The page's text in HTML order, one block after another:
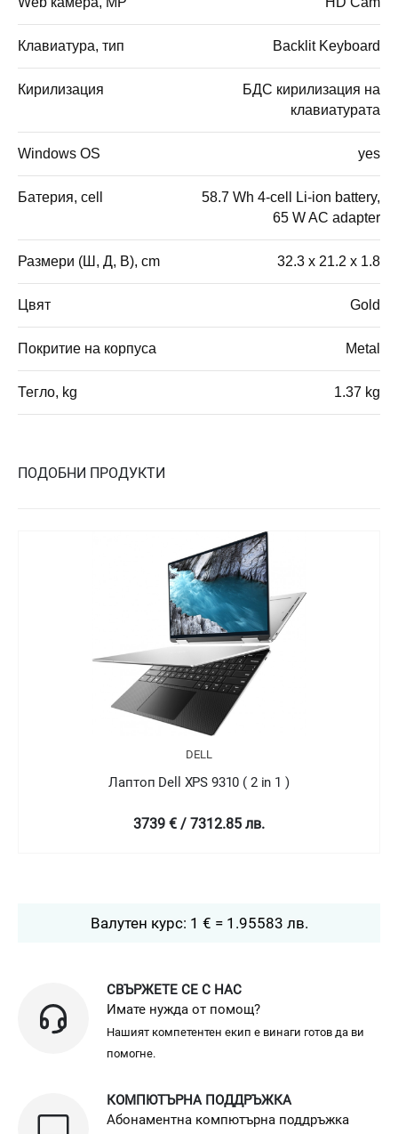
Клавиатура, тип Backlit Keyboard
Кирилизация
БДС кирилизация на
клавиатурата
Windows OS yes
Батерия, cell
58.7 Wh 4-cell Li-ion battery,
65 W AC adapter
Размери (Ш, Д, В), cm 32.3 x 21.2 x 1.8
Цвят Gold
Покритие на корпуса Metal
Тегло, kg 1.37 kg
ПОДОБНИ ПРОДУКТИ
DELL
Лаптоп Dell XPS 9310 ( 2 in 1 )
4758.99 € / 9307.78 лв.
Валутен курс: 1 € = 1.95583 лв.
СВЪРЖЕТЕ СЕ С НАС
Имате нужда от помощ?
Нашият компетентен екип е винаги готов да ви
помогне.
КОМПЮТЪРНА ПОДДРЪЖКА
Абонаментна компютърна поддръжка